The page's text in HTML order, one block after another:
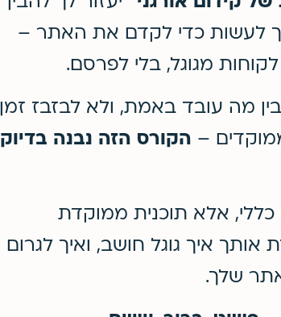
לעשות כדי לקדם את האתר –
מגוגל, בלי לפרסם.
מה עובד באמת, ולא לבזבז זמן
– הקורס הזה נבנה בדיוק
אלא תוכנית ממוקדת
איך גוגל חושב, ואיך לגרום
שלך.